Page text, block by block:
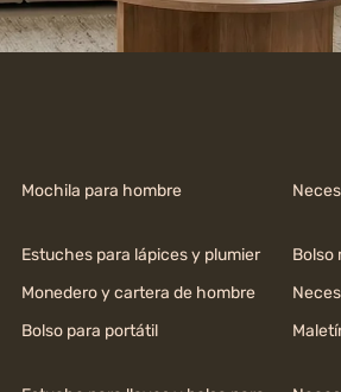
Mochila para hombre
Estuches para lápices y plumier Bolso
Monedero y cartera de hombre
Bolso para portátil